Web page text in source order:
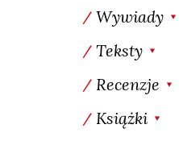
Wywiady
Teksty
Recenzje
Książki